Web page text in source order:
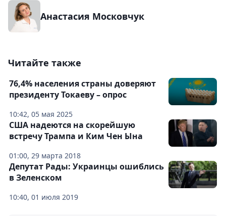
Анастасия Московчук
Читайте также
10:42, 05 мая 2025
76,4% населения страны доверяют
президенту Токаеву – опрос
01:00, 29 марта 2018
США надеются на скорейшую
встречу Трампа и Ким Чен Ына
10:40, 01 июля 2019
Депутат Рады: Украинцы ошиблись
в Зеленском